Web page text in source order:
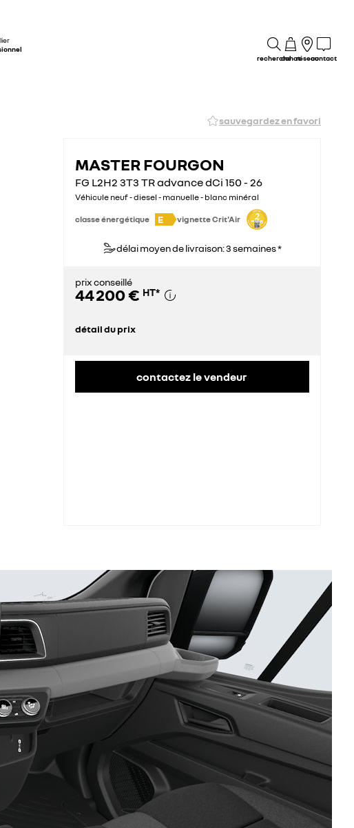
rechercheachatréseaucontact
sauvegardez en favori
MASTER FOURGON
FG L2H2 3T3 TR advance dCi 150 - 26
Véhicule neuf - diesel - manuelle - blanc minéral
classe énergétique E vignette Crit'Air
délai moyen de livraison: 3 semaines *
prix conseillé
44 200 € HT*
détail du prix
contactez le vendeur